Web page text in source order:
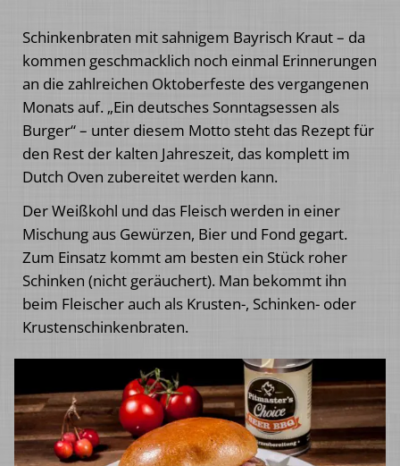
Schinkenbraten mit sahnigem Bayrisch Kraut – da
kommen geschmacklich noch einmal Erinnerungen
an die zahlreichen Oktoberfeste des vergangenen
Monats auf. „Ein deutsches Sonntagsessen als
Burger“ – unter diesem Motto steht das Rezept für
den Rest der kalten Jahreszeit, das komplett im
Dutch Oven zubereitet werden kann.
Der Weißkohl und das Fleisch werden in einer
Mischung aus Gewürzen, Bier und Fond gegart.
Zum Einsatz kommt am besten ein Stück roher
Schinken (nicht geräuchert). Man bekommt ihn
beim Fleischer auch als Krusten-, Schinken- oder
Krustenschinkenbraten.